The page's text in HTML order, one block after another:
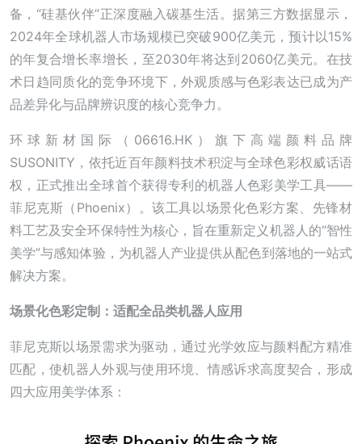
备，“硅基伙伴”正深度融入碳基生活。据第三方数据显示，
2024年全球机器人市场规模已突破900亿美元，预计以15%
的年复合增长率增长，至2030年将达到2060亿美元。在技
术日趋同质化的竞争环境下，外观质感与色彩表达已成为产
品差异化与品牌辨识度的核心竞争力。
环球新材国际（06616.HK）旗下高端颜料品牌
SUSONITY，依托近百年颜料技术积淀与全球色彩权威话语
权，正式推出全球首个获得专利的机器人色彩美学工具——
菲尼克斯（Phoenix）。该工具以场景化色彩方案、先锋材
料工艺及安全环保特性为核心，旨在重新定义机器人的“智性
美学”与感知体验，为机器人产业提供从配色到落地的一站式
解决方案。
场景化色彩定制：适配全品类机器人应用
菲尼克斯以场景需求为驱动，通过光学效应与颜料配方精准
匹配，使机器人外观与使用环境、情感诉求高度契合，形成
四大应用美学体系：